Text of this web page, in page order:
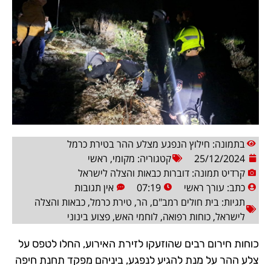
בתמונה: חילוץ הנפגע מצלע ההר בטירת כרמל
25/12/2024
קטגוריה: מקומי, ראשי
קרדיט תמונה: דוברות כבאות והצלה לישראל
כתב: עורך ראשי 07:19
אין תגובות
תגיות: בית חולים רמב"ם, הר, טירת כרמל, כבאות והצלה
לישראל, כוחות רפואה, לוחמי האש, פצוע בינוני
כוחות חירום רבים שהוזעקו לזירת האירוע, החלו לטפס על
צלע ההר על מנת להגיע לנפגע, ביניהם מפקד תחנת חיפה